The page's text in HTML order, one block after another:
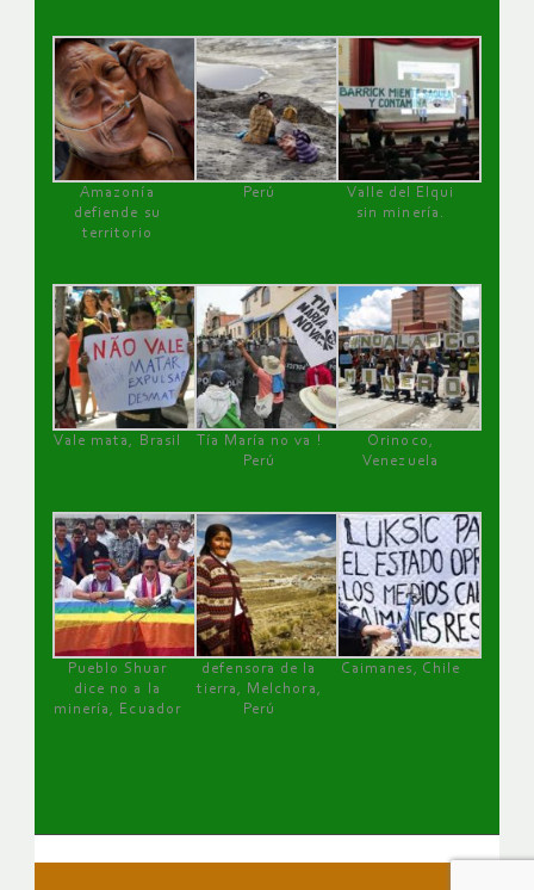
Amazonía
defiende su
territorio
Perú
Valle del Elqui
sin minería.
Vale mata, Brasil
Tía María no va !
Perú
Orinoco,
Venezuela
Pueblo Shuar
dice no a la
minería, Ecuador
defensora de la
tierra, Melchora,
Perú
Caimanes, Chile